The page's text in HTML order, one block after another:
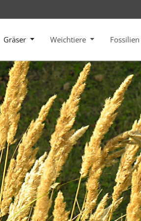
Gräser Weichtiere Fossilien